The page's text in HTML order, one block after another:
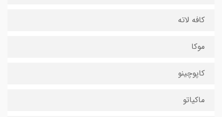
کافه لاته
موکا
کاپوچینو
ماکیاتو